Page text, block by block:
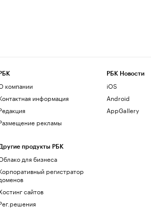
РБК
компании
информация
рекламы
продукты РБК
для бизнеса
регистратор
сайтов
РБК Новости
iOS
Android
AppGallery